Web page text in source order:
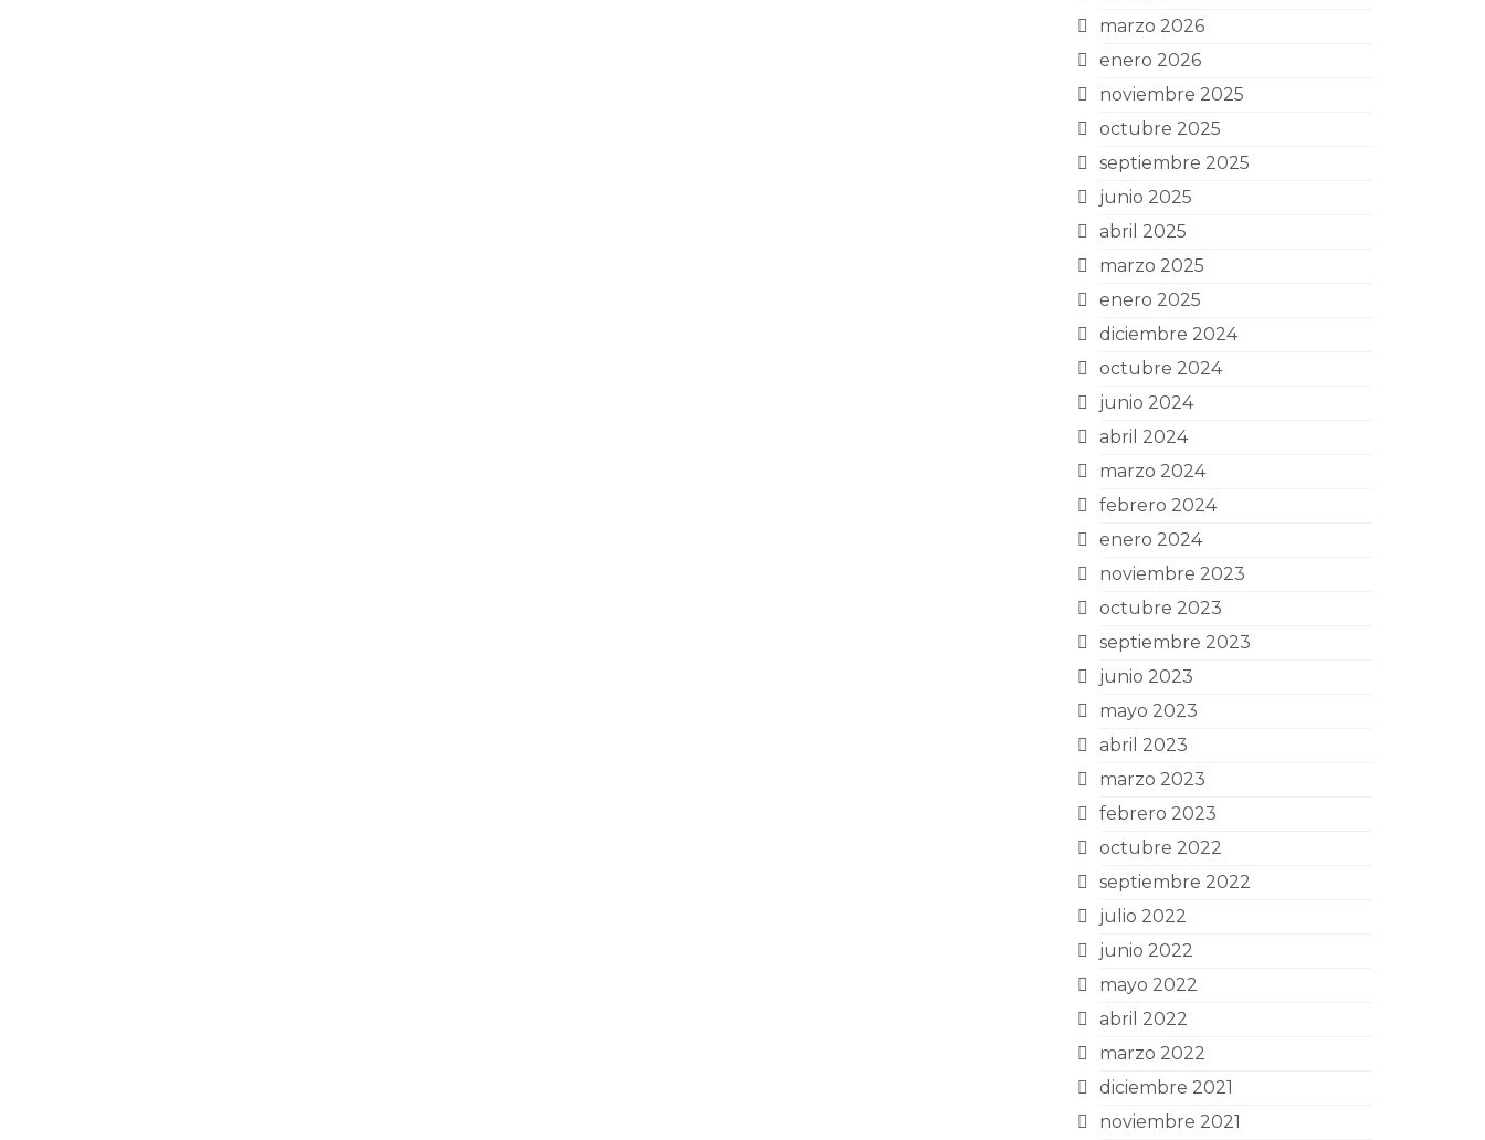
marzo 2026
enero 2026
noviembre 2025
octubre 2025
septiembre 2025
junio 2025
abril 2025
marzo 2025
enero 2025
diciembre 2024
octubre 2024
junio 2024
abril 2024
marzo 2024
febrero 2024
enero 2024
noviembre 2023
octubre 2023
septiembre 2023
junio 2023
mayo 2023
abril 2023
marzo 2023
febrero 2023
octubre 2022
septiembre 2022
julio 2022
junio 2022
mayo 2022
abril 2022
marzo 2022
diciembre 2021
noviembre 2021